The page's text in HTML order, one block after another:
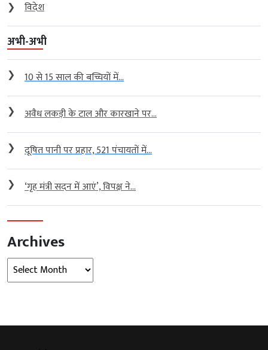
❯
विदेश
अभी-अभी
❯ 10 से 15 साल की बच्चियों में...
❯ अवैध लकड़ी के टाल और कारखाने पर...
❯ दूषित पानी पर प्रहार, 521 पंचायतों में...
❯ ‘गृह मंत्री सदन में आएं’, विपक्ष ने...
Archives
Archives